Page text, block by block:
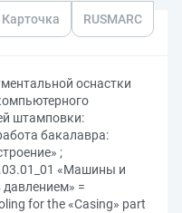
Карточка RUSMARC
оснастки
штамповки:
бакалавра:
;
«Машины и
давлением» =
for the «Casing» part